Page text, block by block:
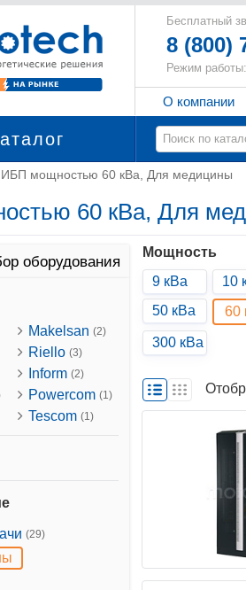
Бесплатный
8 (800)
Режим
О компании
ИБП мощностью 60 кВа, Для медицины
60 кВа, Для
оборудования
Makelsan (2)
Riello (3)
Inform (2)
Powercom (1)
Tescom (1)
(29)
Мощность
9 кВа
10
50 кВа
60
300 кВа